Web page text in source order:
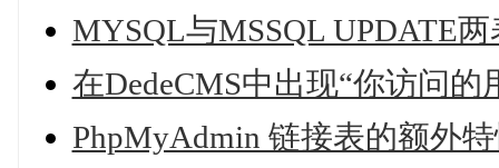
MYSQL与MSSQL UPDATE
在DedeCMS中出现“你访问
PhpMyAdmin 链接表的额外